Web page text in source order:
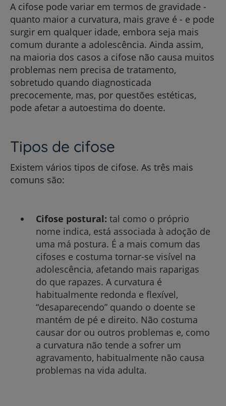
A cifose pode variar em termos de gravidade -
quanto maior a curvatura, mais grave é - e pode
surgir em qualquer idade, embora seja mais
comum durante a adolescência. Ainda assim,
na maioria dos casos a cifose não causa muitos
problemas nem precisa de tratamento,
sobretudo quando diagnosticada
precocemente, mas, por questões estéticas,
pode afetar a autoestima do doente.
Tipos de cifose
Existem vários tipos de cifose. As três mais
comuns são:
Cifose postural: tal como o próprio
nome indica, está associada à adoção de
uma má postura. É a mais comum das
cifoses e costuma tornar-se visível na
adolescência, afetando mais raparigas
do que rapazes. A curvatura é
habitualmente redonda e flexível,
“desaparecendo” quando o doente se
mantém de pé e direito. Não costuma
causar dor ou outros problemas e, como
a curvatura não tende a sofrer um
agravamento, habitualmente não causa
problemas na vida adulta.